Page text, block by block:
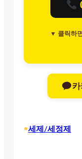
▼ 클릭하
카
•세제/세정제